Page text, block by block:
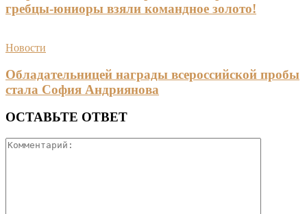
гребцы-юниоры взяли командное золото!
Новости
Обладательницей награды всероссийской пробы
стала София Андриянова
ОСТАВЬТЕ ОТВЕТ